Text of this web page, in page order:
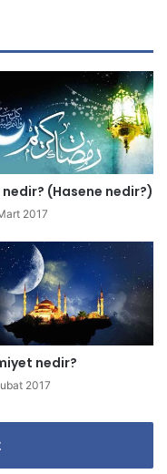
nedir? (Hasene nedir?)
2017
nedir?
2017